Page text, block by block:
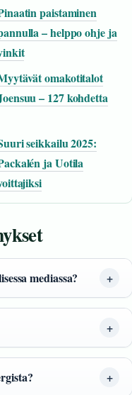
paistaminen
– helppo ohje ja
omakotitalot
– 127 kohdetta
seikkailu 2025:
ja Uotila
mediassa?